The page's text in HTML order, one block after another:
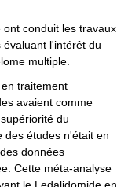
conduit les travaux
l'intérêt du
multiple.
traitement
avaient comme
du
des études n'était en
données
Cette méta-analyse